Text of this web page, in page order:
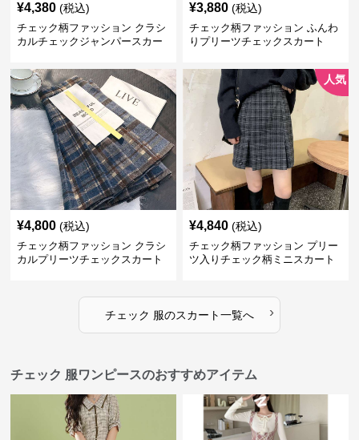
¥4,380 (税込)
チェック柄ファッション クラシ
カルチェックジャンパースカー
¥3,880 (税込)
チェック柄ファッション ふんわ
りプリーツチェックスカート
¥4,800 (税込)
チェック柄ファッション クラシ
カルプリーツチェックスカート
人気
¥4,840 (税込)
チェック柄ファッション プリー
ツ入りチェック柄ミニスカート
チェック 服のスカート一覧へ ›
チェック 服ワンピースのおすすめアイテム